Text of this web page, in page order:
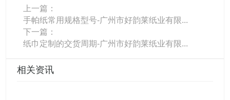
上一篇：
手帕纸常用规格型号-广州市好韵莱纸业有限...
下一篇：
纸巾定制的交货周期-广州市好韵莱纸业有限...
相关资讯